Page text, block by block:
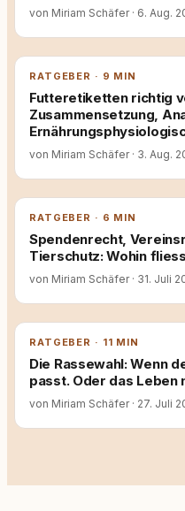
von Miriam Schäfer · 6. Aug.
RATGEBER · 9 MIN
Futteretiketten richtig
Zusammensetzung,
von Miriam Schäfer · 3. Aug.
RATGEBER · 6 MIN
Spendenrecht,
Tierschutz: Wohin
von Miriam Schäfer · 31. Juli
RATGEBER · 11 MIN
Die Rassewahl: Wenn
passt. Oder das Leben
von Miriam Schäfer · 27. Juli